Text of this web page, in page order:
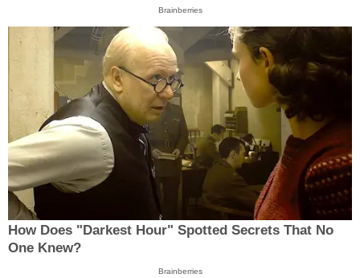
Brainberries
How Does "Darkest Hour" Spotted Secrets That No
One Knew?
Brainberries